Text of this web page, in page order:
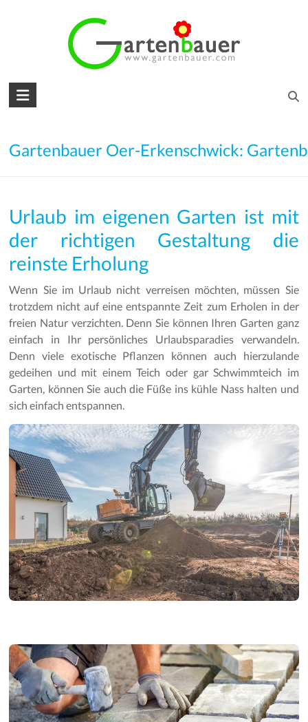
den
Träume
Gartengestaltung
–
Gartenpflege
Gartenbauer Oer-Erkenschwick:
Urlaub im eigenen Garten ist mit
der richtigen Gestaltung die
reinste Erholung
Wenn Sie im Urlaub nicht verreisen möchten, müssen Sie
trotzdem nicht auf eine entspannte Zeit zum Erholen in der
freien Natur verzichten. Denn Sie können Ihren Garten ganz
einfach in Ihr persönliches Urlaubsparadies verwandeln.
Denn viele exotische Pflanzen können auch hierzulande
gedeihen und mit einem Teich oder gar Schwimmteich im
Garten, können Sie auch die Füße ins kühle Nass halten und
sich einfach entspannen.